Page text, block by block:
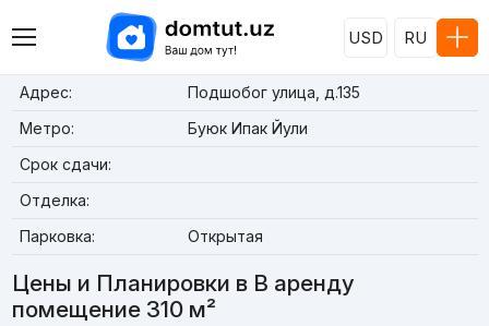
USD RU
Адрес:
Подшобог улица, д.135
Метро:
Буюк Ипак Йули
Срок сдачи:
Отделка:
Парковка:
Открытая
Цены и Планировки в В аренду
помещение 310 м²